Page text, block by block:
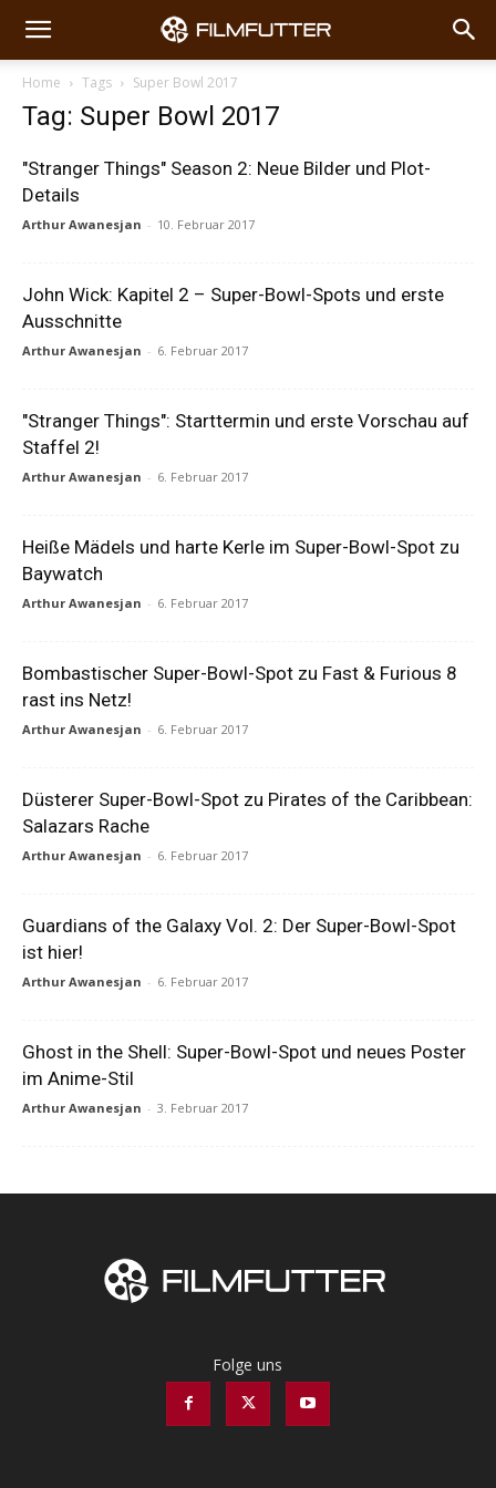
Home Tags Super Bowl 2017
Tag: Super Bowl 2017
"Stranger Things" Season 2: Neue Bilder und Plot-
Details
Arthur Awanesjan - 10. Februar 2017
John Wick: Kapitel 2 – Super-Bowl-Spots und erste
Ausschnitte
Arthur Awanesjan - 6. Februar 2017
"Stranger Things": Starttermin und erste Vorschau auf
Staffel 2!
Arthur Awanesjan - 6. Februar 2017
Heiße Mädels und harte Kerle im Super-Bowl-Spot zu
Baywatch
Arthur Awanesjan - 6. Februar 2017
Bombastischer Super-Bowl-Spot zu Fast & Furious 8
rast ins Netz!
Arthur Awanesjan - 6. Februar 2017
Düsterer Super-Bowl-Spot zu Pirates of the Caribbean:
Salazars Rache
Arthur Awanesjan - 6. Februar 2017
Guardians of the Galaxy Vol. 2: Der Super-Bowl-Spot
ist hier!
Arthur Awanesjan - 6. Februar 2017
Ghost in the Shell: Super-Bowl-Spot und neues Poster
im Anime-Stil
Arthur Awanesjan - 3. Februar 2017
Folge uns